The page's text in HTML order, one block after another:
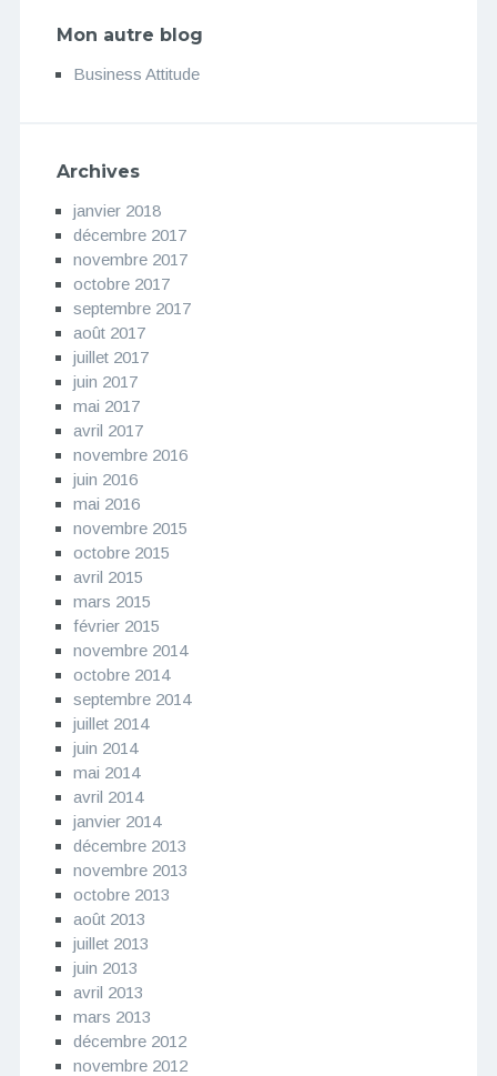
Mon autre blog
Business Attitude
Archives
janvier 2018
décembre 2017
novembre 2017
octobre 2017
septembre 2017
août 2017
juillet 2017
juin 2017
mai 2017
avril 2017
novembre 2016
juin 2016
mai 2016
novembre 2015
octobre 2015
avril 2015
mars 2015
février 2015
novembre 2014
octobre 2014
septembre 2014
juillet 2014
juin 2014
mai 2014
avril 2014
janvier 2014
décembre 2013
novembre 2013
octobre 2013
août 2013
juillet 2013
juin 2013
avril 2013
mars 2013
décembre 2012
novembre 2012